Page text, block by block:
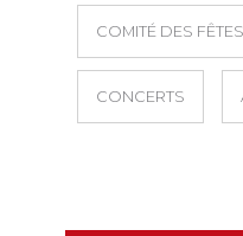
COMITÉ DES FÊTES
CONCERTS